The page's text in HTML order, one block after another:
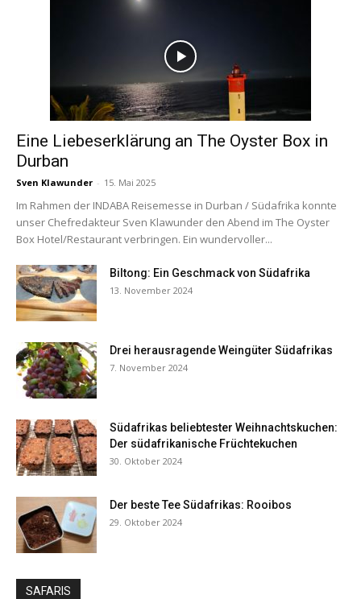
Eine Liebeserklärung an The Oyster Box in
Durban
Sven Klawunder - 15. Mai 2025
Im Rahmen der INDABA Reisemesse in Durban / Südafrika konnte
unser Chefredakteur Sven Klawunder den Abend im The Oyster
Box Hotel/Restaurant verbringen. Ein wundervoller...
Biltong: Ein Geschmack von Südafrika
13. November 2024
Drei herausragende Weingüter Südafrikas
7. November 2024
Südafrikas beliebtester Weihnachtskuchen:
Der südafrikanische Früchtekuchen
30. Oktober 2024
Der beste Tee Südafrikas: Rooibos
29. Oktober 2024
SAFARIS